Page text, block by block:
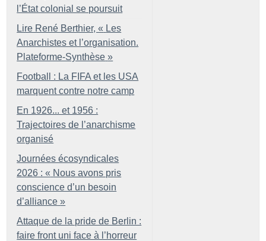
l’État colonial se poursuit
Lire René Berthier, « Les
Anarchistes et l’organisation.
Plateforme-Synthèse »
Football : La FIFA et les USA
marquent contre notre camp
En 1926... et 1956 :
Trajectoires de l’anarchisme
organisé
Journées écosyndicales
2026 : « Nous avons pris
conscience d’un besoin
d’alliance »
Attaque de la pride de Berlin :
faire front uni face à l’horreur